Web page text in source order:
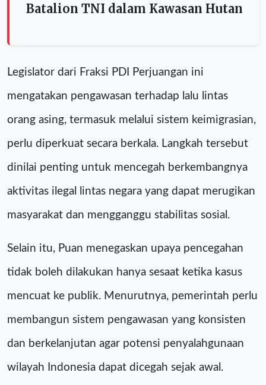
Batalion TNI dalam Kawasan Hutan
Legislator dari Fraksi PDI Perjuangan ini
mengatakan pengawasan terhadap lalu lintas
orang asing, termasuk melalui sistem keimigrasian,
perlu diperkuat secara berkala. Langkah tersebut
dinilai penting untuk mencegah berkembangnya
aktivitas ilegal lintas negara yang dapat merugikan
masyarakat dan mengganggu stabilitas sosial.
Selain itu, Puan menegaskan upaya pencegahan
tidak boleh dilakukan hanya sesaat ketika kasus
mencuat ke publik. Menurutnya, pemerintah perlu
membangun sistem pengawasan yang konsisten
dan berkelanjutan agar potensi penyalahgunaan
wilayah Indonesia dapat dicegah sejak awal.